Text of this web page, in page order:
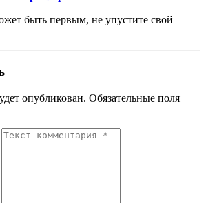
быть первым, не упустите свой
опубликован. Обязательные поля